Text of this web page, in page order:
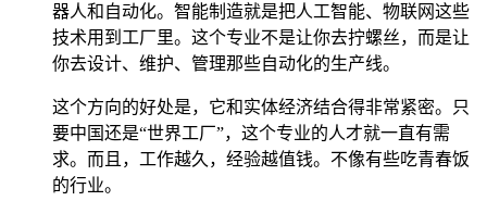
器人和自动化。智能制造就是把人工智能、物联网这些
技术用到工厂里。这个专业不是让你去拧螺丝，而是让
你去设计、维护、管理那些自动化的生产线。
这个方向的好处是，它和实体经济结合得非常紧密。只
要中国还是“世界工厂”，这个专业的人才就一直有需
求。而且，工作越久，经验越值钱。不像有些吃青春饭
的行业。